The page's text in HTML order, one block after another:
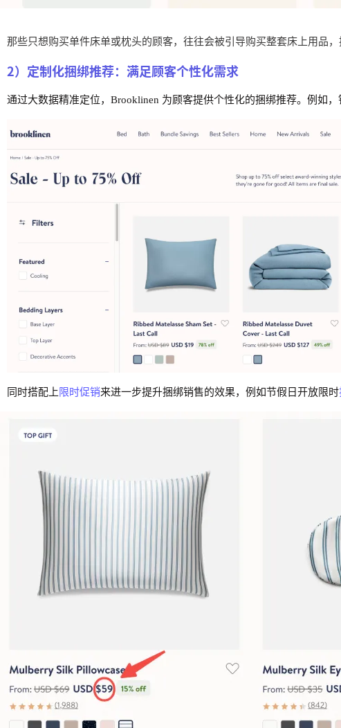
那些只想购买单件床单或枕头的顾客，往往会被引导购买整套床上用品
2）定制化捆绑推荐：满足顾客个性化需求
通过大数据精准定位，Brooklinen 为顾客提供个性化的捆绑推荐。例如，
同时搭配上 限时促销来进一步提升捆绑销售的效果，例如节假日开放限时